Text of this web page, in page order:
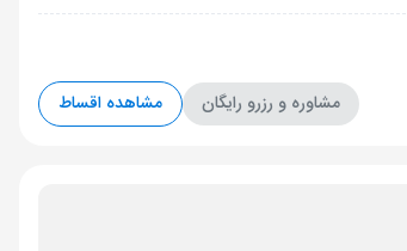
مشاوره و رزرو رایگان مشاهده اقساط